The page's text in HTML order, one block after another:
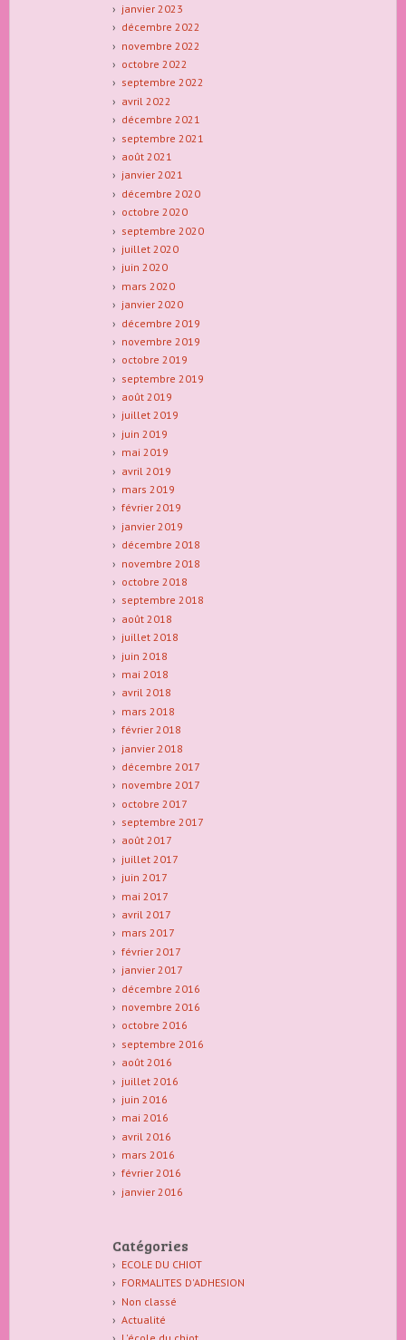
janvier 2023
décembre 2022
novembre 2022
octobre 2022
septembre 2022
avril 2022
décembre 2021
septembre 2021
août 2021
janvier 2021
décembre 2020
octobre 2020
septembre 2020
juillet 2020
juin 2020
mars 2020
janvier 2020
décembre 2019
novembre 2019
octobre 2019
septembre 2019
août 2019
juillet 2019
juin 2019
mai 2019
avril 2019
mars 2019
février 2019
janvier 2019
décembre 2018
novembre 2018
octobre 2018
septembre 2018
août 2018
juillet 2018
juin 2018
mai 2018
avril 2018
mars 2018
février 2018
janvier 2018
décembre 2017
novembre 2017
octobre 2017
septembre 2017
août 2017
juillet 2017
juin 2017
mai 2017
avril 2017
mars 2017
février 2017
janvier 2017
décembre 2016
novembre 2016
octobre 2016
septembre 2016
août 2016
juillet 2016
juin 2016
mai 2016
avril 2016
mars 2016
février 2016
janvier 2016
Catégories
ECOLE DU CHIOT
FORMALITES D'ADHESION
Non classé
Actualité